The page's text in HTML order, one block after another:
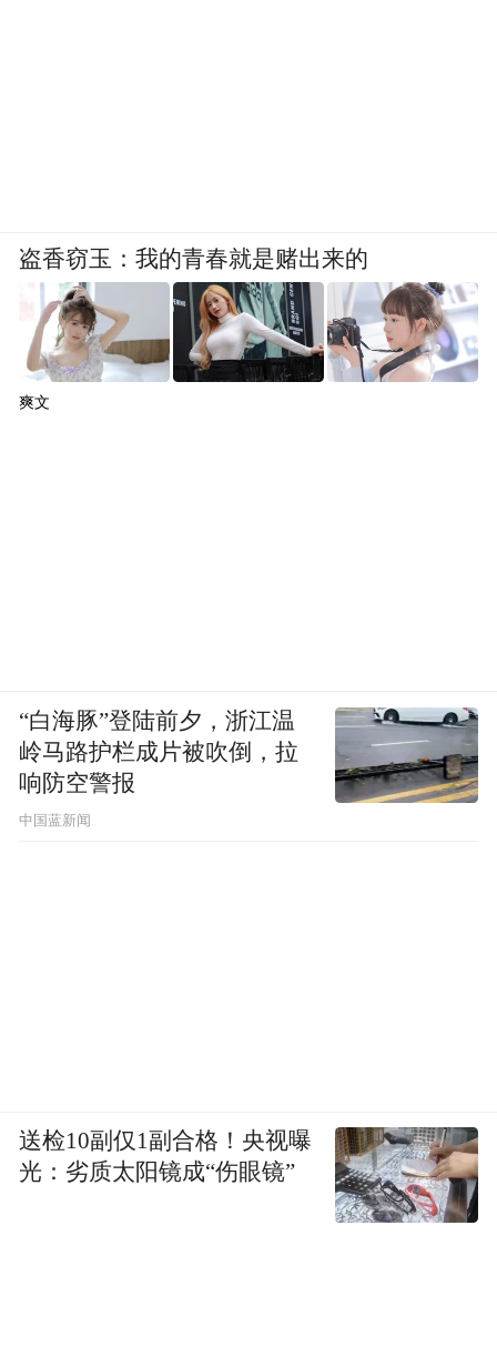
盗香窃玉：我的青春就是赌出来的
爽文
“白海豚”登陆前夕，浙江温
岭马路护栏成片被吹倒，拉
响防空警报
中国蓝新闻
送检10副仅1副合格！央视曝
光：劣质太阳镜成“伤眼镜”